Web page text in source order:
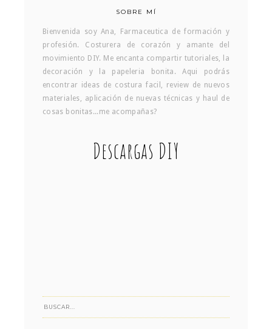
SOBRE MÍ
Bienvenida soy Ana, Farmaceutica de formación y
profesión. Costurera de corazón y amante del
movimiento DIY. Me encanta compartir tutoriales, la
decoración y la papeleria bonita. Aqui podrás
encontrar ideas de costura facil, review de nuevos
materiales, aplicación de nuevas técnicas y haul de
cosas bonitas...me acompañas?
Descargas DIY